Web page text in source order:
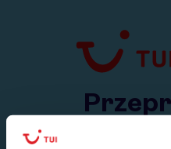
Przejdź do TUI.pl
Wysłaliśmy nasz